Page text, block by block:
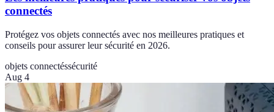
connectés
Protégez vos objets connectés avec nos meilleures pratiques et
conseils pour assurer leur sécurité en 2026.
objets connectéssécurité
Aug 4